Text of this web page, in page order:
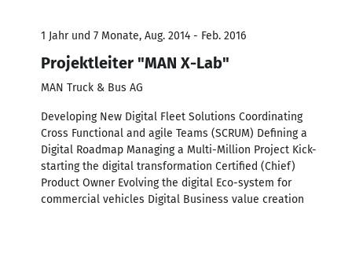
1 Jahr und 7 Monate, Aug. 2014 - Feb. 2016
Projektleiter "MAN X-Lab"
MAN Truck & Bus AG
Developing New Digital Fleet Solutions Coordinating
Cross Functional and agile Teams (SCRUM) Defining a
Digital Roadmap Managing a Multi-Million Project Kick-
starting the digital transformation Certified (Chief)
Product Owner Evolving the digital Eco-system for
commercial vehicles Digital Business value creation